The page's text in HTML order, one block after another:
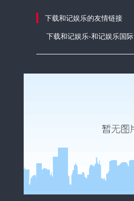
下载和记娱乐的友情链接
下载和记娱乐-和记娱乐国际